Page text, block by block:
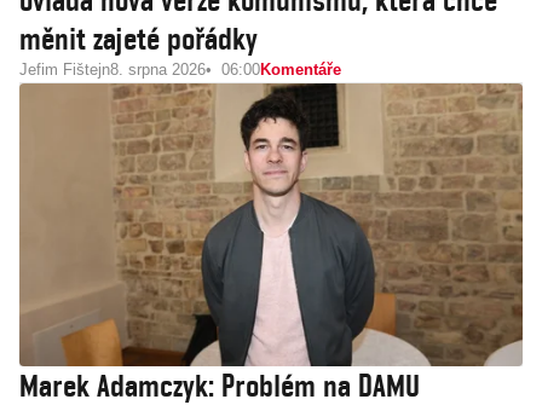
měnit zajeté pořádky
Jefim Fištejn8. srpna 2026 06:00Komentáře
Marek Adamczyk: Problém na DAMU